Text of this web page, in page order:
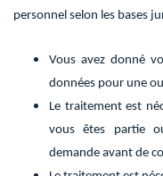
personnel selon les bases
Vous avez donné
données pour une
Le traitement est
vous êtes partie
demande avant de